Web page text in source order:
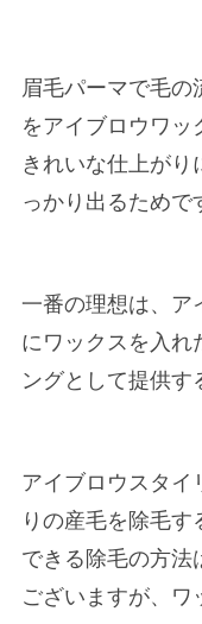
眉毛パーマで毛の
をアイブロウワッ
きれいな仕上がり
っかり出るためで
一番の理想は、ア
にワックスを入れ
ングとして提供す
アイブロウスタイ
りの産毛を除毛
できる除毛の方法
ございますが、ワ